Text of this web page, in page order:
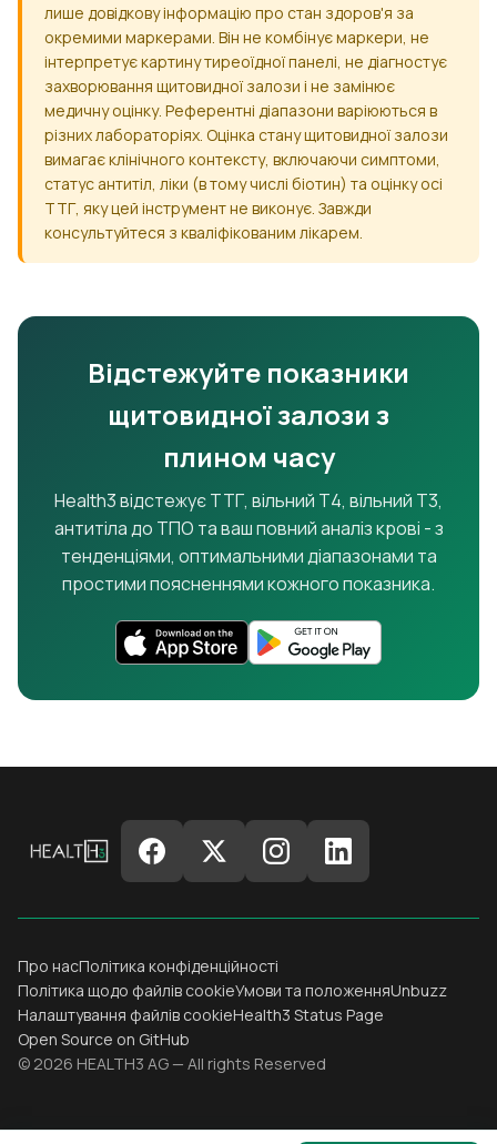
лише довідкову інформацію про стан здоров'я за
окремими маркерами. Він не комбінує маркери, не
інтерпретує картину тиреоїдної панелі, не діагностує
захворювання щитовидної залози і не замінює
медичну оцінку. Референтні діапазони варіюються в
різних лабораторіях. Оцінка стану щитовидної залози
вимагає клінічного контексту, включаючи симптоми,
статус антитіл, ліки (в тому числі біотин) та оцінку осі
ТТГ, яку цей інструмент не виконує. Завжди
консультуйтеся з кваліфікованим лікарем.
Відстежуйте показники
щитовидної залози з
плином часу
Health3 відстежує ТТГ, вільний Т4, вільний Т3,
антитіла до ТПО та ваш повний аналіз крові - з
тенденціями, оптимальними діапазонами та
простими поясненнями кожного показника.
Про насПолітика конфіденційності
Політика щодо файлів cookieУмови та положенняUnbuzz
Налаштування файлів cookieHealth3 Status Page
Open Source on GitHub
© 2026 HEALTH3 AG — All rights Reserved